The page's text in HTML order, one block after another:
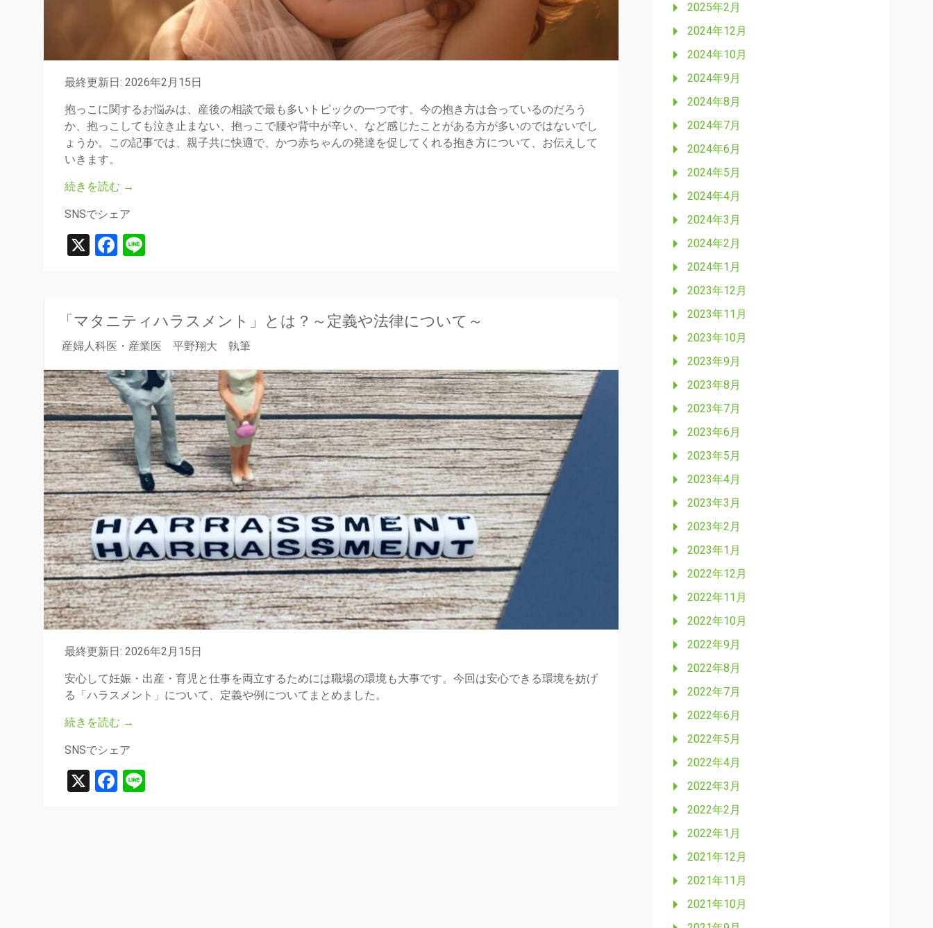
最終更新日: 2026年2月15日
抱っこに関するお悩みは、産後の相談で最も多いトピックの一つです。今の抱き方は合っているのだろう
か、抱っこしても泣き止まない、抱っこで腰や背中が辛い、など感じたことがある方が多いのではないでし
ょうか。この記事では、親子共に快適で、かつ赤ちゃんの発達を促してくれる抱き方について、お伝えして
いきます。
続きを読む →
SNSでシェア
X Facebook
「マタニティハラスメント」とは？～定義や法律について～
産婦人科医・産業医 平野翔大 執筆
最終更新日: 2026年2月15日
安心して妊娠・出産・育児と仕事を両立するためには職場の環境も大事です。今回は安心できる環境を妨げ
る「ハラスメント」について、定義や例についてまとめました。
続きを読む →
SNSでシェア
X Facebook
2025年2月
2024年12月
2024年10月
2024年9月
2024年8月
2024年7月
2024年6月
2024年5月
2024年4月
2024年3月
2024年2月
2024年1月
2023年12月
2023年11月
2023年10月
2023年9月
2023年8月
2023年7月
2023年6月
2023年5月
2023年4月
2023年3月
2023年2月
2023年1月
2022年12月
2022年11月
2022年10月
2022年9月
2022年8月
2022年7月
2022年6月
2022年5月
2022年4月
2022年3月
2022年2月
2022年1月
2021年12月
2021年11月
2021年10月